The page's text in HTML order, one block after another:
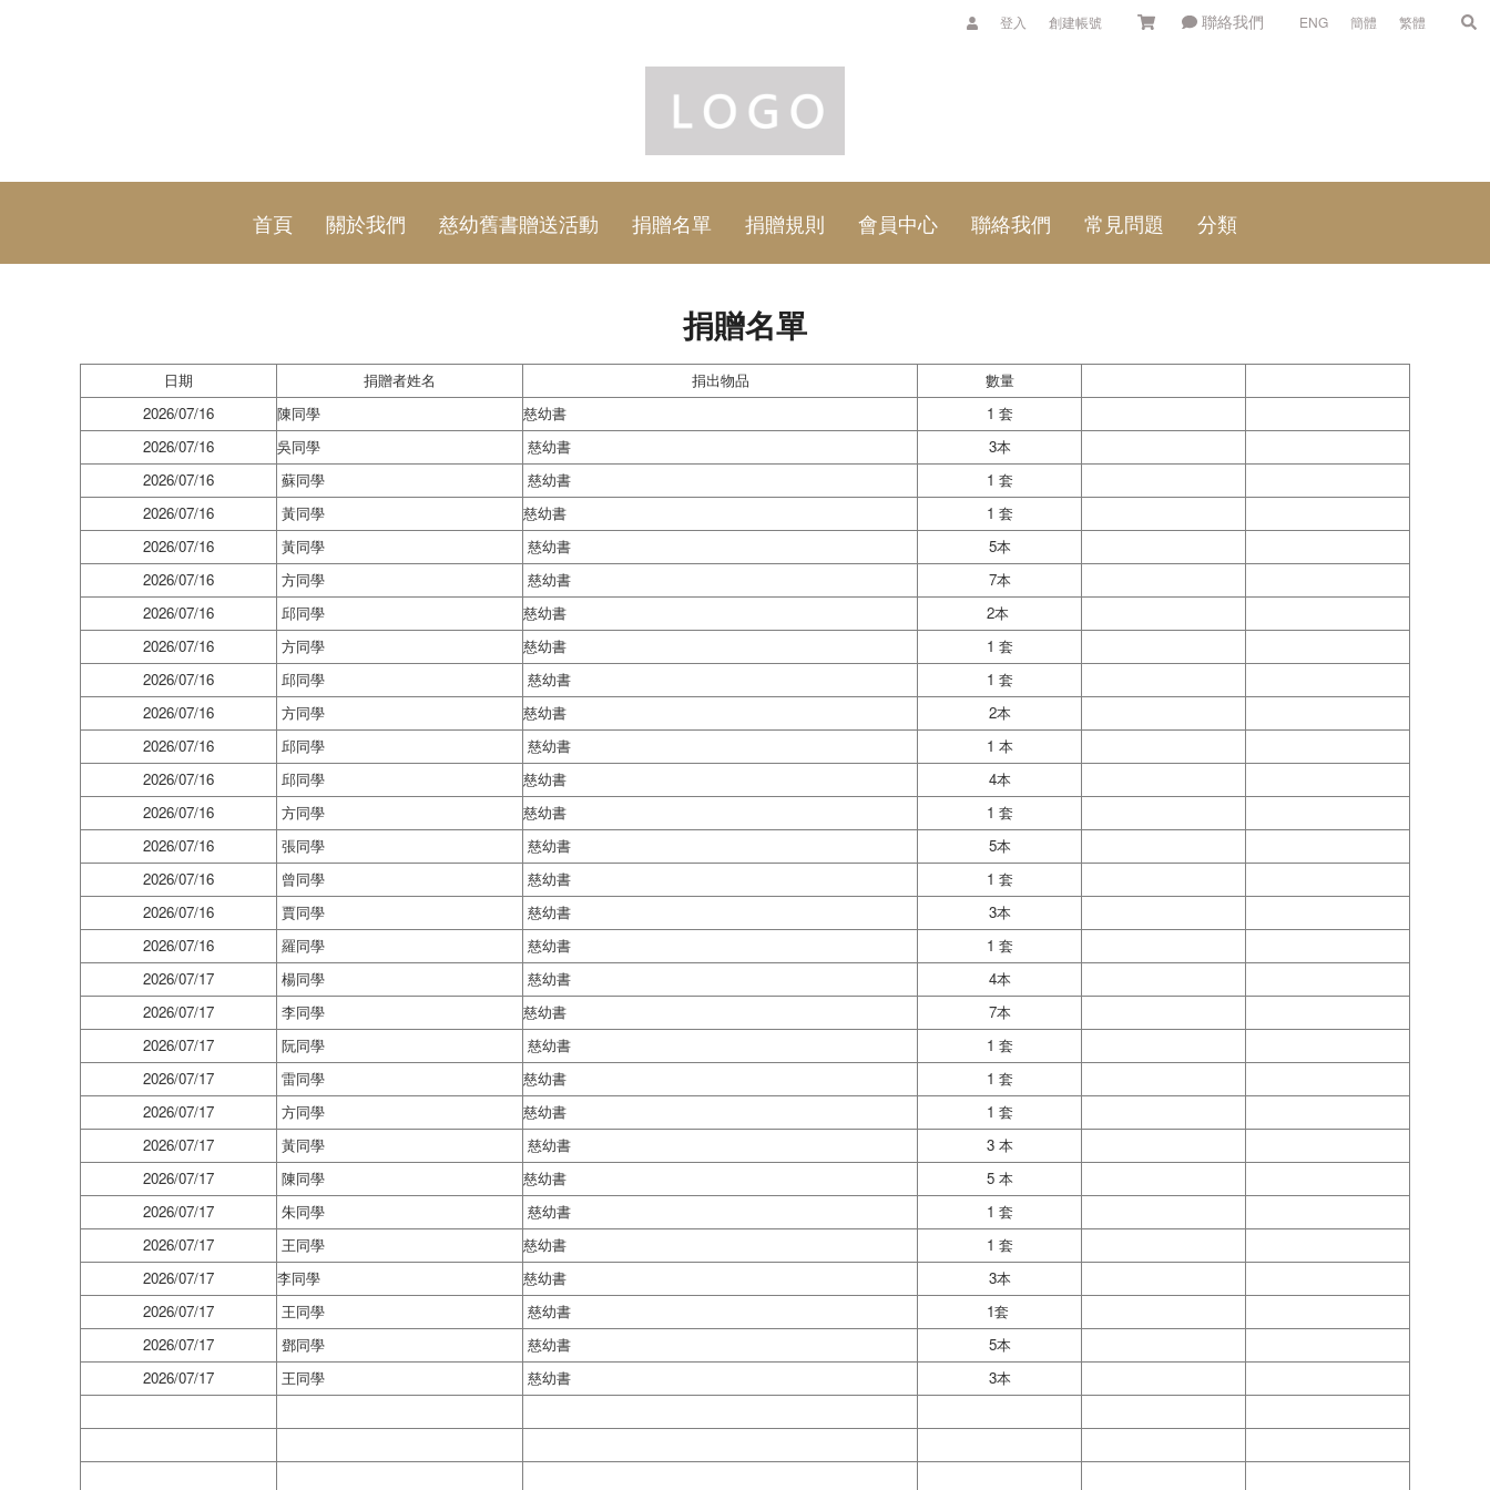
登入 創建帳號 聯絡我們 ENG 簡體 繁體
首頁 關於我們 慈幼舊書贈送活動 捐贈名單 捐贈規則 會員中心 聯絡我們 常見問題 分類
捐贈名單
日期 捐贈者姓名 捐出物品
數量
2026/07/16
陳同學 慈幼書
1 套
2026/07/16
吳同學 慈幼書
3本
2026/07/16
蘇同學 慈幼書
1 套
2026/07/16
黃同學 慈幼書
1 套
2026/07/16
黃同學 慈幼書
5本
2026/07/16
方同學 慈幼書
7本
2026/07/16
邱同學 慈幼書
2本
2026/07/16
方同學 慈幼書
1 套
2026/07/16
邱同學 慈幼書
1 套
2026/07/16
方同學 慈幼書
2本
2026/07/16
邱同學 慈幼書
1 本
2026/07/16
邱同學 慈幼書
4本
2026/07/16
方同學 慈幼書
1 套
2026/07/16
張同學 慈幼書
5本
2026/07/16
曾同學 慈幼書
1 套
2026/07/16
賈同學 慈幼書
3本
2026/07/16
羅同學 慈幼書
1 套
2026/07/17
楊同學 慈幼書
4本
2026/07/17
李同學 慈幼書
7本
2026/07/17
阮同學 慈幼書
1 套
2026/07/17
雷同學 慈幼書
1 套
2026/07/17
方同學 慈幼書
1 套
2026/07/17
黃同學 慈幼書
3 本
2026/07/17
陳同學 慈幼書
5 本
2026/07/17
朱同學 慈幼書
1 套
2026/07/17
王同學 慈幼書
1 套
2026/07/17
李同學 慈幼書
3本
2026/07/17
王同學 慈幼書
1套
2026/07/17
鄧同學 慈幼書
5本
2026/07/17
王同學 慈幼書 3本